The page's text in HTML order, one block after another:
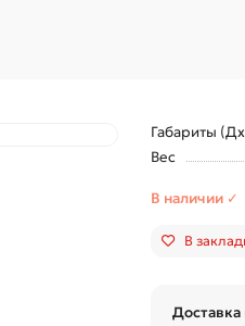
Габариты
Вес
В наличии ✓
В
Доставка